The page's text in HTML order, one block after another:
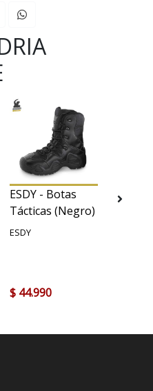
ESDY - Botas
Tácticas (Negro)
ESDY
$ 44.990
ESDY